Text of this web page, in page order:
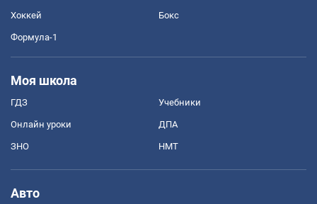
Хоккей Бокс
Формула-1
Моя школа
ГДЗ Учебники
Онлайн уроки ДПА
ЗНО НМТ
Авто